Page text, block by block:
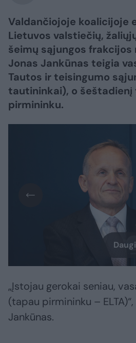
Valdančiojoje koalicijoje
Lietuvos valstiečių,
šeimų sąjungos frakcijos
Jonas Jankūnas teigia
Tautos ir teisingumo
tautininkai), o šeštadienį
pirmininku.
„Įstojau gerokai seniau,
(tapau pirmininku –
Jankūnas.